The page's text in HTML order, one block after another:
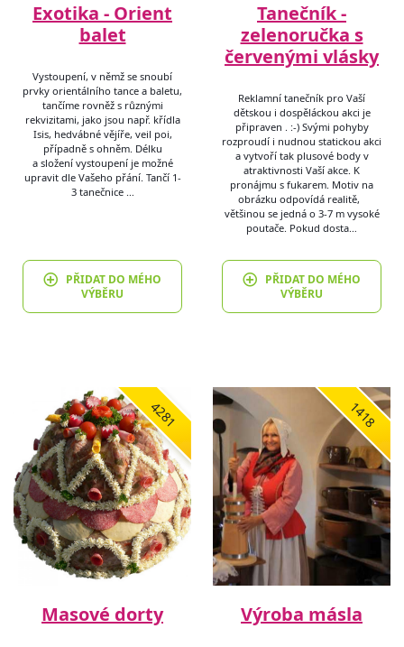
Exotika - Orient
balet
Vystoupení, v němž se snoubí
prvky orientálního tance a baletu,
tančíme rovněž s různými
rekvizitami, jako jsou např. křídla
Isis, hedvábné vějíře, veil poi,
případně s ohněm. Délku
a složení vystoupení je možné
upravit dle Vašeho přání. Tančí 1-
3 tanečnice …
PŘIDAT DO MÉHO
VÝBĚRU
Tanečník -
zelenoručka s
červenými vlásky
Reklamní tanečník pro Vaší
dětskou i dospěláckou akci je
připraven . :-) Svými pohyby
rozproudí i nudnou statickou akci
a vytvoří tak plusové body v
atraktivnosti Vaší akce. K
pronájmu s fukarem. Motiv na
obrázku odpovídá realitě,
většinou se jedná o 3-7 m vysoké
poutače. Pokud dosta…
PŘIDAT DO MÉHO
VÝBĚRU
4281
Masové dorty
1418
Výroba másla